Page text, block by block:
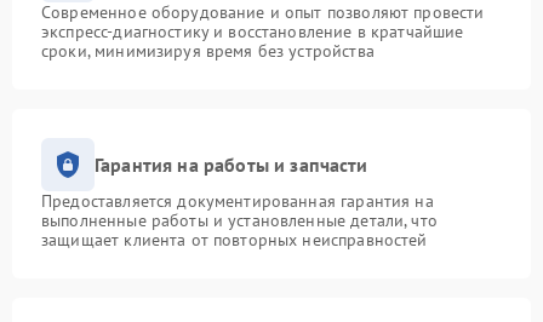
Современное оборудование и опыт позволяют провести
экспресс-диагностику и восстановление в кратчайшие
сроки, минимизируя время без устройства
Гарантия на работы и запчасти
Предоставляется документированная гарантия на
выполненные работы и установленные детали, что
защищает клиента от повторных неисправностей